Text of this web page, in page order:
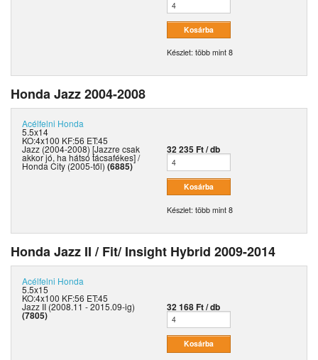
Készlet: több mint 8
Honda Jazz 2004-2008
Acélfelni Honda
5.5x14
KO:4x100 KF:56 ET:45
Jazz (2004-2008) [Jazzre csak
akkor jó, ha hátsó tácsafékes] /
Honda City (2005-től) (6885)
32 235 Ft / db
Készlet: több mint 8
Honda Jazz II / Fit/ Insight Hybrid 2009-2014
Acélfelni Honda
5.5x15
KO:4x100 KF:56 ET:45
Jazz II (2008.11 - 2015.09-ig)
(7805)
32 168 Ft / db